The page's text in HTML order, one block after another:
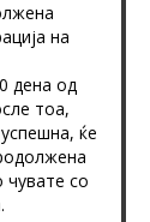
на
дена од
тоа,
ќе
чувате со